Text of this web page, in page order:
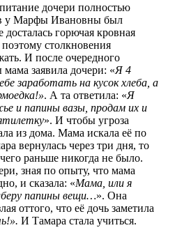
дочери полностью
у Марфы Ивановны был
горючая кровная
столкновения
И после очередного
заявила дочери: «Я 4
заработать на кусок хлеба, а
. А та ответила: «Я
и папины вазы, продам их и
». И чтобы угроза
из дома. Мама искала её по
вернулась через три дня, то
раньше никогда не было.
зная по опыту, что мама
и сказала: «Мама, или я
папины вещи…». Она
оттого, что её дочь заметила
И Тамара стала учиться.